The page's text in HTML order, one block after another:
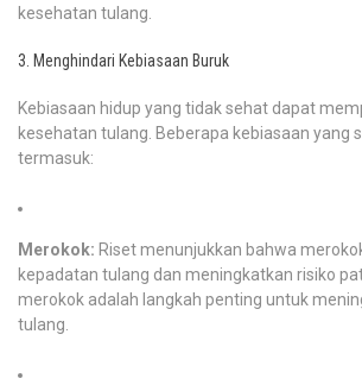
kesehatan tulang.
3. Menghindari Kebiasaan Buruk
Kebiasaan hidup yang tidak sehat dapat
kesehatan tulang. Beberapa kebiasaan yang
termasuk:
Merokok: Riset menunjukkan bahwa
kepadatan tulang dan meningkatkan risiko
merokok adalah langkah penting untuk
tulang.